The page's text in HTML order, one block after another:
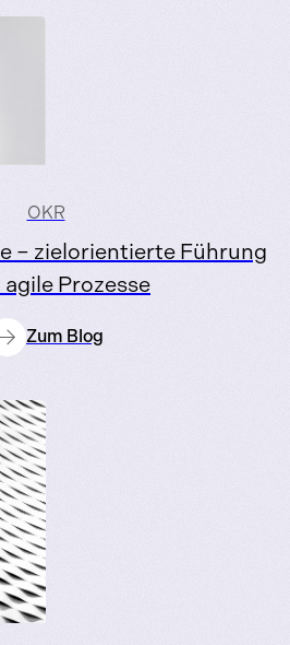
OKR
– zielorientierte Führung
Prozesse
Zum Blog